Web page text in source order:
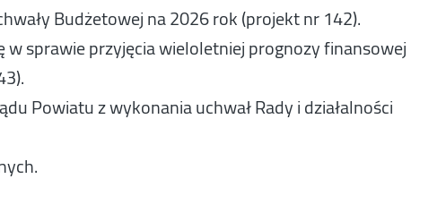
Budżetowej na 2026 rok (projekt nr 142).
w sprawie przyjęcia wieloletniej prognozy finansowej
Powiatu z wykonania uchwał Rady i działalności